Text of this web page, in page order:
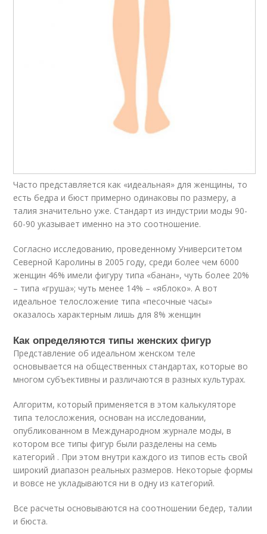
Часто представляется как «идеальная» для женщины, то
есть бедра и бюст примерно одинаковы по размеру, а
талия значительно уже. Стандарт из индустрии моды 90-
60-90 указывает именно на это соотношение.
Согласно исследованию, проведенному Университетом
Северной Каролины в 2005 году, среди более чем 6000
женщин 46% имели фигуру типа «банан», чуть более 20%
– типа «груша»; чуть менее 14% – «яблоко». А вот
идеальное телосложение типа «песочные часы»
оказалось характерным лишь для 8% женщин
Как определяются типы женских фигур
Представление об идеальном женском теле
основывается на общественных стандартах, которые во
многом субъективны и различаются в разных культурах.
Алгоритм, который применяется в этом калькуляторе
типа телосложения, основан на исследовании,
опубликованном в Международном журнале моды, в
котором все типы фигур были разделены на семь
категорий . При этом внутри каждого из типов есть свой
широкий диапазон реальных размеров. Некоторые формы
и вовсе не укладываются ни в одну из категорий.
Все расчеты основываются на соотношении бедер, талии
и бюста.